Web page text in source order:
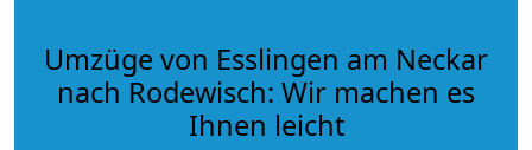
Umzüge von Esslingen am Neckar
nach Rodewisch: Wir machen es
Ihnen leicht